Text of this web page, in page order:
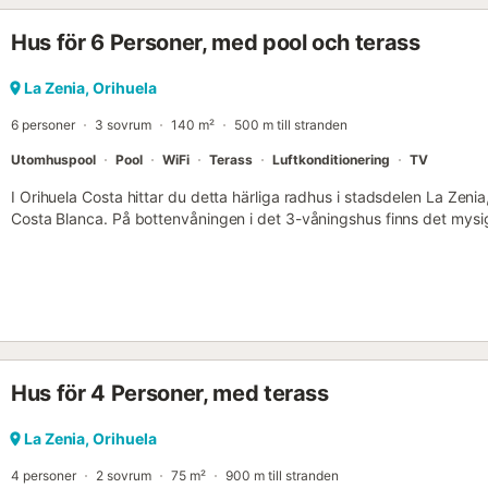
Gång-/köravstånd till stranden: 300m Playa de la Zania. Avstånd
Hus för 6 Personer, med pool och terass
La Zenia, Orihuela
6 personer 3 sovrum 140 m² 500 m till stranden
Utomhuspool Pool WiFi Terass Luftkonditionering TV
I Orihuela Costa hittar du detta härliga radhus i stadsdelen La
Costa Blanca. På bottenvåningen i det 3-våningshus finns det
och på översta våningen hittar du det tredje sovrummet i absolut
använda den gemensamma poolen året runt. På några minuters
Hus för 4 Personer, med terass
La Zenia, Orihuela
4 personer 2 sovrum 75 m² 900 m till stranden